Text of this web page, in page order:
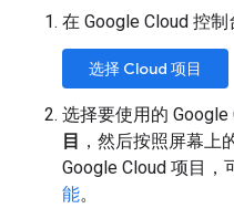
在 Google Cloud 控
选择 Cloud 项目
选择要使用的
目 ，然后按照屏幕上
Google Cloud 项目，
能。